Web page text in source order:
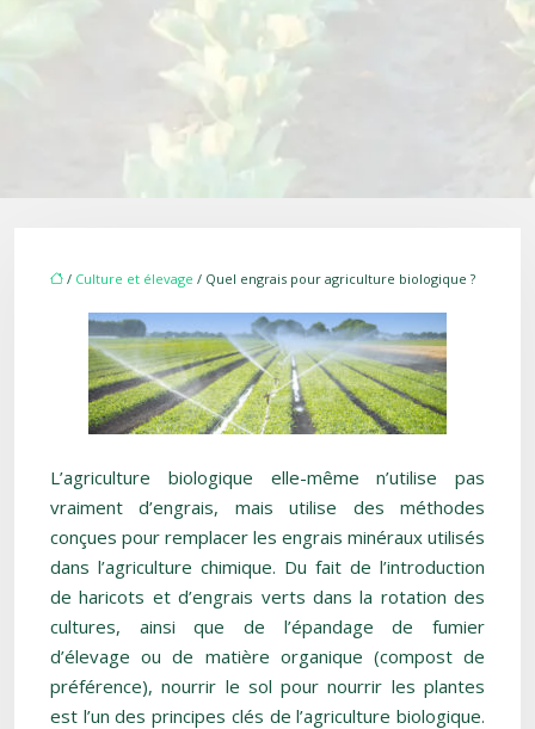
/ Culture et élevage / Quel engrais pour agriculture biologique ?
L’agriculture biologique elle-même n’utilise pas
vraiment d’engrais, mais utilise des méthodes
conçues pour remplacer les engrais minéraux utilisés
dans l’agriculture chimique. Du fait de l’introduction
de haricots et d’engrais verts dans la rotation des
cultures, ainsi que de l’épandage de fumier
d’élevage ou de matière organique (compost de
préférence), nourrir le sol pour nourrir les plantes
est l’un des principes clés de l’agriculture biologique.